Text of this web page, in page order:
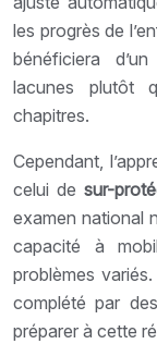
les progrès de
bénéficiera
lacunes plutôt
chapitres.
Cependant,
celui de sur-
examen national
capacité à
problèmes
complété par
préparer à cette